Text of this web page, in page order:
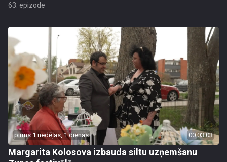
63. epizode
pirms 1 nedēļas, 1 dienas 00:03:03
Margarita Kolosova izbauda siltu uzņemšanu